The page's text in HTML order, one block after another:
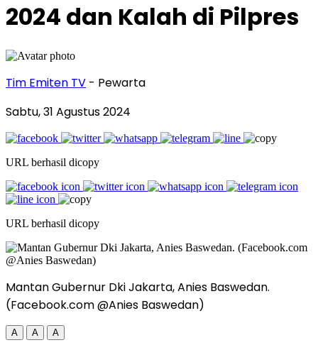
2024 dan Kalah di Pilpres
Tim Emiten TV - Pewarta
Sabtu, 31 Agustus 2024
URL berhasil dicopy
URL berhasil dicopy
Mantan Gubernur Dki Jakarta, Anies Baswedan.
(Facebook.com @Anies Baswedan)
A A A